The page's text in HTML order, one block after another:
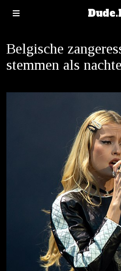
Belgische
stemmen als